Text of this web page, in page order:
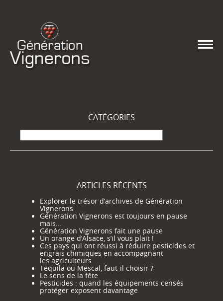
CATÉGORIES
Catégories
ARTICLES RÉCENTS
Explorer le trésor d’archives de Génération
Vignerons
Génération Vignerons est toujours en pause
mais…
Génération Vignerons fait une pause
Un orange d’Alsace, s’il vous plait !
Ces pays qui ont réussi à réduire pesticides et
engrais chimiques en accompagnant
les agriculteurs
Tequila ou Mescal, faut-il choisir ?
Le sens de la fête
Pesticides : quand les équipements censés
protéger exposent davantage